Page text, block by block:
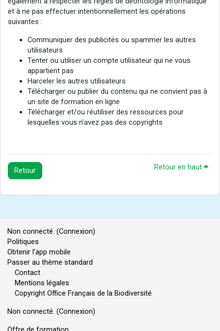
et à ne pas effectuer intentionnellement les opérations
suivantes :
Communiquer des publicités ou spammer les autres
utilisateurs
Tenter ou utiliser un compte utilisateur qui ne vous
appartient pas
Harceler les autres utilisateurs
Télécharger ou publier du contenu qui ne convient pas à
un site de formation en ligne
Télécharger et/ou réutiliser des ressources pour
lesquelles vous n’avez pas des copyrights
Retour Retour en haut
Non connecté. (Connexion)
Politiques
Obtenir l’app mobile
Passer au thème standard
Contact
Mentions légales
Copyright Office Français de la Biodiversité
Non connecté. (Connexion)